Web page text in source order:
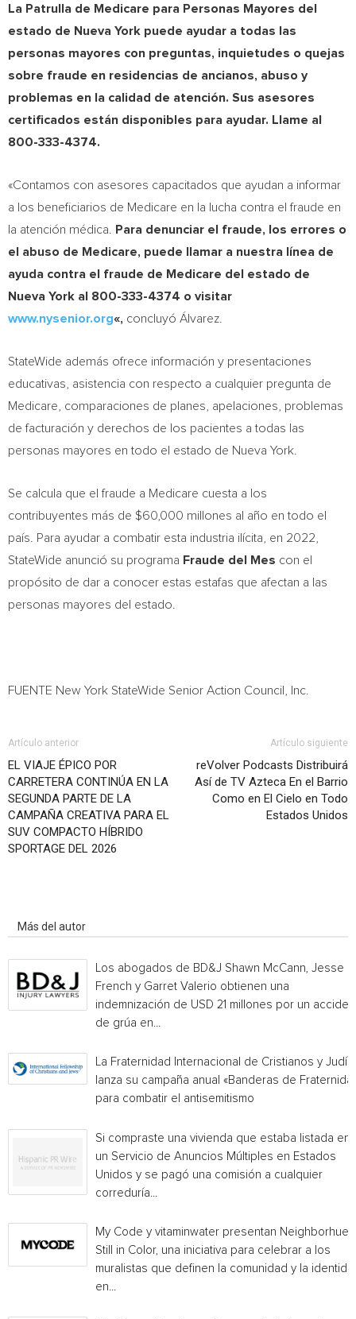
La Patrulla de Medicare para Personas Mayores del
estado de Nueva York puede ayudar a todas las
personas mayores con preguntas, inquietudes o quejas
sobre fraude en residencias de ancianos, abuso y
problemas en la calidad de atención. Sus asesores
certificados están disponibles para ayudar. Llame al
800-333-4374.
«Contamos con asesores capacitados que ayudan a informar
a los beneficiarios de Medicare en la lucha contra el fraude en
la atención médica.
Para denunciar el fraude, los errores o
el abuso de Medicare, puede llamar a nuestra línea de
ayuda contra el fraude de Medicare del estado de
Nueva York al 800-333-4374 o visitar
www.nysenior.org«, concluyó Álvarez.
StateWide además ofrece información y presentaciones
educativas, asistencia con respecto a cualquier pregunta de
Medicare, comparaciones de planes, apelaciones, problemas
de facturación y derechos de los pacientes a todas las
personas mayores en todo el estado de Nueva York.
Se calcula que el fraude a Medicare cuesta a los
contribuyentes más de $60,000 millones al año en todo el
país. Para ayudar a combatir esta industria ilícita, en 2022,
StateWide anunció su programa Fraude del Mes con el
propósito de dar a conocer estas estafas que afectan a las
personas mayores del estado.
FUENTE New York StateWide Senior Action Council, Inc.
Artículo anterior
EL VIAJE ÉPICO POR
CARRETERA CONTINÚA EN LA
SEGUNDA PARTE DE LA
CAMPAÑA CREATIVA PARA EL
SUV COMPACTO HÍBRIDO
SPORTAGE DEL 2026
Artículo siguiente
reVolver Podcasts Distribuirá
Así de TV Azteca En el Barrio
Como en El Cielo en Todo
Estados Unidos
Más del autor
Los abogados de BD&J Shawn McCann, Jesse
French y Garret Valerio obtienen una
indemnización de USD 21 millones por un
de grúa en...
La Fraternidad Internacional de Cristianos y
lanza su campaña anual «Banderas de
para combatir el antisemitismo
Si compraste una vivienda que estaba listada en
un Servicio de Anuncios Múltiples en Estados
Unidos y se pagó una comisión a cualquier
correduría...
My Code y vitaminwater presentan Neighborhue:
Still in Color, una iniciativa para celebrar a los
muralistas que definen la comunidad y la
en...